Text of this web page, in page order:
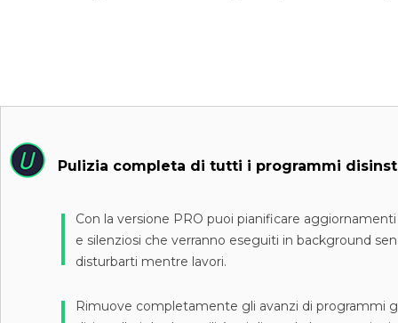
Pulizia completa di tutti i programmi
Con la versione PRO puoi pianificare
e silenziosi che verranno eseguiti in background
disturbarti mentre lavori.
Rimuove completamente gli avanzi di programmi